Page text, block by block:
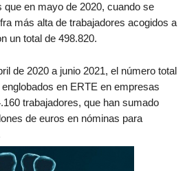
en mayo de 2020, cuando se
más alta de trabajadores acogidos a
un total de 498.820.
de 2020 a junio 2021, el número total
en ERTE en empresas
trabajadores, que han sumado
de euros en nóminas para